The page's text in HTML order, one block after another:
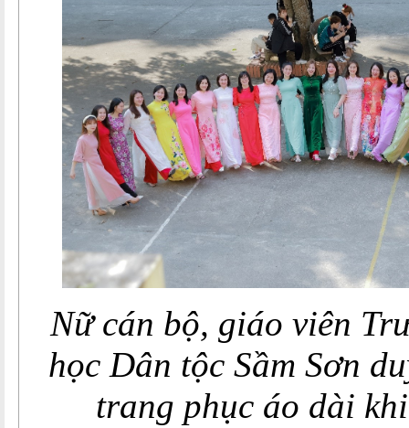
Nữ cán bộ, giáo viên
học Dân tộc Sầm Sơn
trang phục áo dài